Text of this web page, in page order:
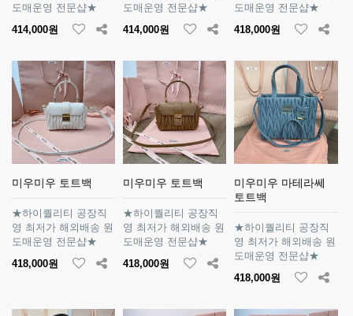
도매운영 전문샵★
414,000원
도매운영 전문샵★
414,000원
도매운영 전문샵★
418,000원
미우미우 토트백
★하이퀄리티 공장직
영 최저가 해외배송 원
도매운영 전문샵★
418,000원
미우미우 토트백
★하이퀄리티 공장직
영 최저가 해외배송 원
도매운영 전문샵★
418,000원
미우미우 마테라쎄
토트백
★하이퀄리티 공장직
영 최저가 해외배송 원
도매운영 전문샵★
418,000원